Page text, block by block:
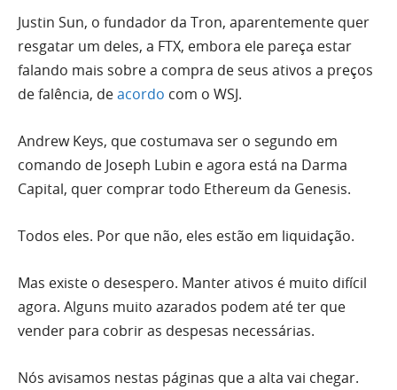
Justin Sun, o fundador da Tron, aparentemente quer
resgatar um deles, a FTX, embora ele pareça estar
falando mais sobre a compra de seus ativos a preços
de falência, deacordo com o WSJ.
Andrew Keys, que costumava ser o segundo em
comando de Joseph Lubin e agora está na Darma
Capital, quer comprar todo Ethereum da Genesis.
Todos eles. Por que não, eles estão em liquidação.
Mas existe o desespero. Manter ativos é muito difícil
agora. Alguns muito azarados podem até ter que
vender para cobrir as despesas necessárias.
Nós avisamos nestas páginas que a alta vai chegar.